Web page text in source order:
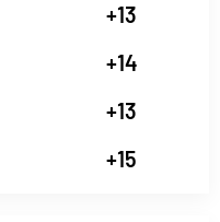
+13
+14
+13
+15